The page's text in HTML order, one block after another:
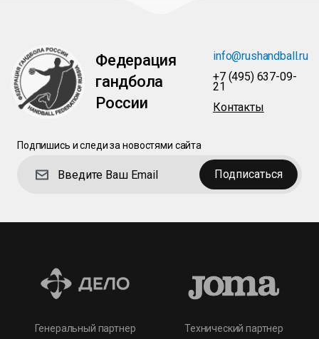
Федерация
гандбола
России
info@rushandball.ru
+7 (495) 637-09-
21
Контакты
Подпишись и следи за новостями сайта
Подписаться
Генеральный партнер Технический партнер